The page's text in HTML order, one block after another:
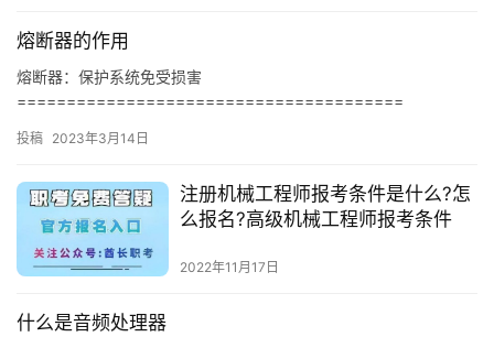
熔断器的作用
熔断器：保护系统免受损害
=======================================
投稿 2023年3月14日
注册机械工程师报考条件是什么?怎
么报名?高级机械工程师报考条件
2022年11月17日
什么是音频处理器